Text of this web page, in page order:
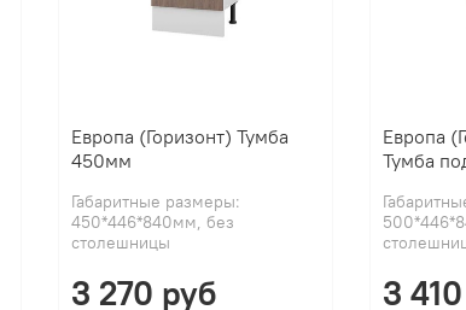
Европа (Горизонт) Тумба
450мм
Габаритные размеры:
450*446*840мм, без
столешницы
3 270 руб
Европа
Тумба
3